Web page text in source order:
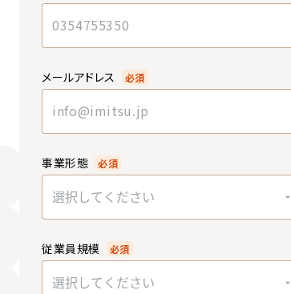
メールアドレス 必須
事業形態 必須
選択してください
従業員規模 必須
選択してください